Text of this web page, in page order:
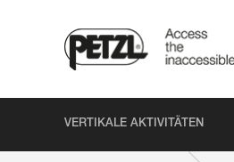
VERTIKALE AKTIVITÄTEN